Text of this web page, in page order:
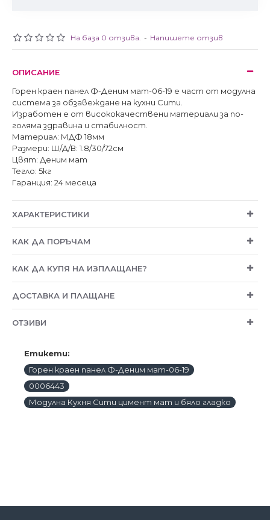
На база 0 отзива. - Напишете отзив
ОПИСАНИЕ
Горен краен панел Ф-Деним мат-06-19 е част от модулна
система за обзавеждане на кухни Сити.
Изработен е от висококачествени материали за по-
голяма здравина и стабилност.
Материал: МДФ 18мм
Размери: Ш/Д/В: 1.8/30/72см
Цвят: Деним мат
Тегло: 5кг
Гаранция: 24 месеца
ХАРАКТЕРИСТИКИ
КАК ДА ПОРЪЧАМ
КАК ДА КУПЯ НА ИЗПЛАЩАНЕ?
ДОСТАВКА И ПЛАЩАНЕ
ОТЗИВИ
Етикети:
Горен краен панел Ф-Деним мат-06-19
0006443
Модулна Кухня Сити цимент мат и бяло гладко